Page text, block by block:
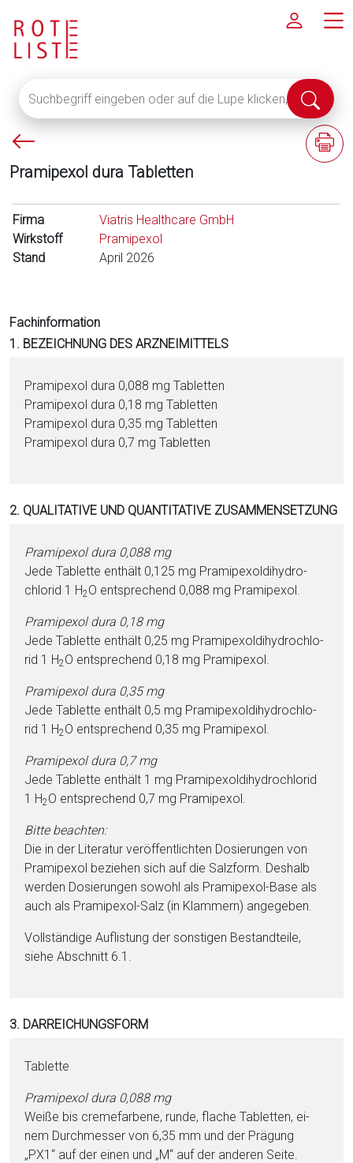
eingeben
oder
auf
die
Lupe
klicken,
um
alle
Fachinformationen
Suche
P
e
l
l
i
Pramipexol dura Tabletten
F
a
F
Firma
Viatris Healthcare GmbH
Wirkstoff
Pramipexol
Stand
April 2026
Fachinformation
1. BEZEICHNUNG DES ARZNEIMITTELS
Pra­mi­pe­xol dura 0,088 mg Ta­blet­ten
Pra­mi­pe­xol dura 0,18 mg Ta­blet­ten
Pra­mi­pe­xol dura 0,35 mg Ta­blet­ten
Pra­mi­pe­xol dura 0,7 mg Ta­blet­ten
2. QUALITATIVE UND QUANTITATIVE ZUSAMMENSETZUNG
Pra­mi­pe­xol dura 0,088 mg
Jede Ta­blet­te enthält 0,125 mg Pra­mi­pe­xol­di­hy­dro­
chlo­rid 1 H2O ent­sprechend 0,088 mg Pra­mi­pe­xol.
Pra­mi­pe­xol dura 0,18 mg
Jede Ta­blet­te enthält 0,25 mg Pra­mi­pe­xol­di­hy­dro­chlo­
rid 1 H2O ent­sprechend 0,18 mg Pra­mi­pe­xol.
Pra­mi­pe­xol dura 0,35 mg
Jede Ta­blet­te enthält 0,5 mg Pra­mi­pe­xol­di­hy­dro­chlo­
rid 1 H2O ent­sprechend 0,35 mg Pra­mi­pe­xol.
Pra­mi­pe­xol dura 0,7 mg
Jede Ta­blet­te enthält 1 mg Pra­mi­pe­xol­di­hy­dro­chlo­rid
1 H2O ent­sprechend 0,7 mg Pra­mi­pe­xol.
Bitte beachten:
Die in der Literatur veröffentlichten Dosierungen von
Pra­mi­pe­xol beziehen sich auf die Salzform. Deshalb
werden Dosierungen sowohl als Pra­mi­pe­xol-Base als
auch als Pra­mi­pe­xol-Salz (in Klammern) angegeben.
Vollständige Auflistung der sonstigen Be­stand­tei­le,
siehe Abschnitt 6.1.
3. DARREICHUNGSFORM
Ta­blet­te
Pra­mi­pe­xol dura 0,088 mg
Weiße bis cremefarbene, runde, flache Ta­blet­ten, ei­
nem Durchmesser von 6,35 mm und der Prägung
„PX1“ auf der einen und „M“ auf der anderen Seite.